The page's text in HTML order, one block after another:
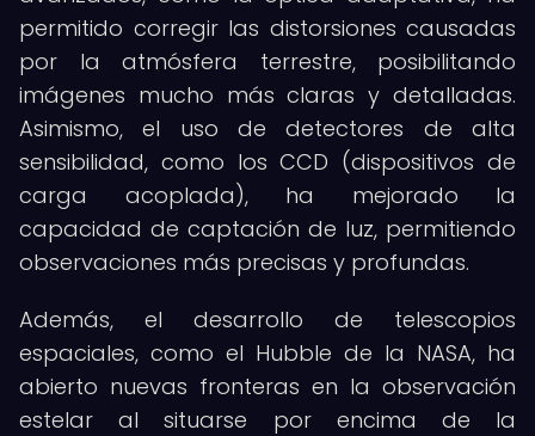
permitido corregir las distorsiones causadas
por la atmósfera terrestre, posibilitando
imágenes mucho más claras y detalladas.
Asimismo, el uso de detectores de alta
sensibilidad, como los CCD (dispositivos de
carga acoplada), ha mejorado la
capacidad de captación de luz, permitiendo
observaciones más precisas y profundas.
Además, el desarrollo de telescopios
espaciales, como el Hubble de la NASA, ha
abierto nuevas fronteras en la observación
estelar al situarse por encima de la